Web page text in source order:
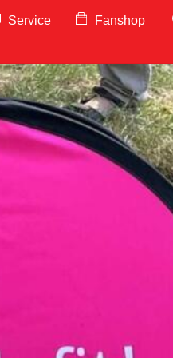
Service Fanshop